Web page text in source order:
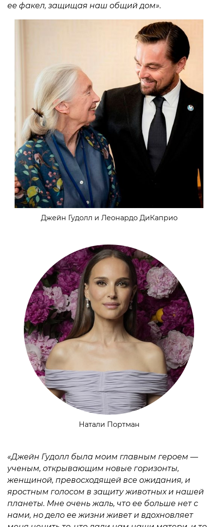
ее факел, защищая наш общий дом».
Джейн Гудолл и Леонардо ДиКаприо
Натали Портман
«Джейн Гудолл была моим главным героем —
ученым, открывающим новые горизонты,
женщиной, превосходящей все ожидания, и
яростным голосом в защиту животных и нашей
планеты. Мне очень жаль, что ее больше нет с
нами, но дело ее жизни живет и вдохновляет